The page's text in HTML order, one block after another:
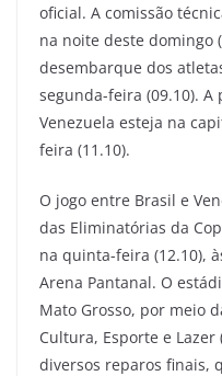
oficial. A comissão
na noite deste domingo
desembarque dos
segunda-feira (09.10).
Venezuela esteja na
feira (11.10).
O jogo entre Brasil e
das Eliminatórias da
na quinta-feira (12.10),
Arena Pantanal. O
Mato Grosso, por meio
Cultura, Esporte e Lazer
diversos reparos finais,